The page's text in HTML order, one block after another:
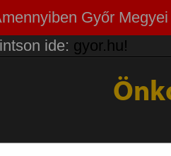
Győr
ide: gyor.hu!